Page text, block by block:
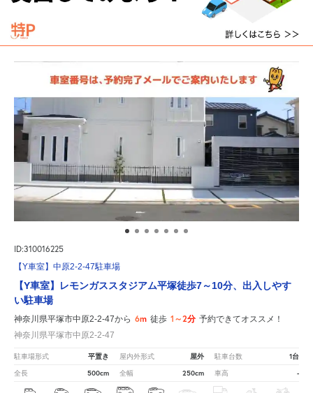
ID:310016225
【Y車室】中原2-2-47駐車場
【Y車室】レモンガススタジアム平塚徒歩7～10分、出入しやす
い駐車場
神奈川県平塚市中原2-2-47から 6m 徒歩 1～2分 予約できてオススメ！
神奈川県平塚市中原2-2-47
駐車場形式 平置き 屋内外形式 屋外 駐車台数 1台
全長 500cm 全幅 250cm 車高 -